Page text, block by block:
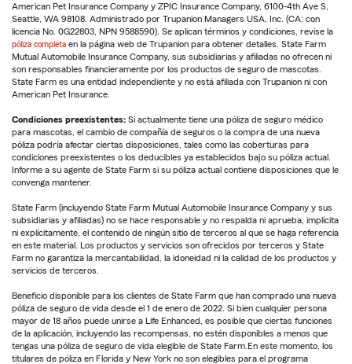
American Pet Insurance Company y ZPIC Insurance Company, 6100-4th Ave S,
Seattle, WA 98108. Administrado por Trupanion Managers USA, Inc. (CA: con
licencia No. 0G22803, NPN 9588590). Se aplican términos y condiciones, revise la
póliza completa en la página web de Trupanion para obtener detalles. State Farm
Mutual Automobile Insurance Company, sus subsidiarias y afiliadas no ofrecen ni
son responsables financieramente por los productos de seguro de mascotas.
State Farm es una entidad independiente y no está afiliada con Trupanion ni con
American Pet Insurance.
Condiciones preexistentes: Si actualmente tiene una póliza de seguro médico
para mascotas, el cambio de compañía de seguros o la compra de una nueva
póliza podría afectar ciertas disposiciones, tales como las coberturas para
condiciones preexistentes o los deducibles ya establecidos bajo su póliza actual.
Informe a su agente de State Farm si su póliza actual contiene disposiciones que le
convenga mantener.
State Farm (incluyendo State Farm Mutual Automobile Insurance Company y sus
subsidiarias y afiliadas) no se hace responsable y no respalda ni aprueba, implícita
ni explícitamente, el contenido de ningún sitio de terceros al que se haga referencia
en este material. Los productos y servicios son ofrecidos por terceros y State
Farm no garantiza la mercantabilidad, la idoneidad ni la calidad de los productos y
servicios de terceros.
Beneficio disponible para los clientes de State Farm que han comprado una nueva
póliza de seguro de vida desde el 1 de enero de 2022. Si bien cualquier persona
mayor de 18 años puede unirse a Life Enhanced, es posible que ciertas funciones
de la aplicación, incluyendo las recompensas, no estén disponibles a menos que
tengas una póliza de seguro de vida elegible de State Farm.En este momento, los
titulares de póliza en Florida y New York no son elegibles para el programa